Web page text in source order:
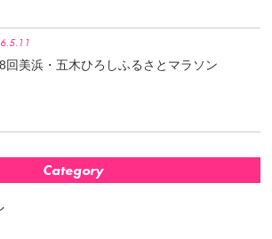
回美浜・五木ひろしふるさとマラソン
Category